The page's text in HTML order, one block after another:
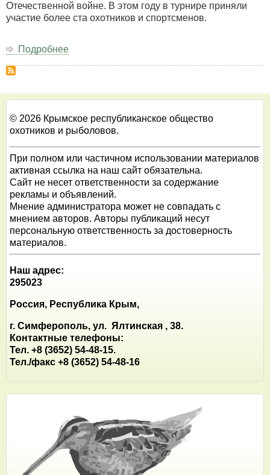
Отечественной войне. В этом году в турнире приняли
участие более ста охотников и спортсменов.
Подробнее
спортингу
победе"
07.05.2016
© 2026 Крымское республиканское общество
охотников и рыболовов.
При полном или частичном использовании материалов
активная ссылка на наш сайт обязательна.
Сайт не несет ответственности за содержание
рекламы и объявлений.
Мнение администратора может не совпадать с
мнением авторов. Авторы публикаций несут
персональную ответственность за достоверность
материалов.
Наш адрес:
295023
Россия, Республика Крым,
г. Симферополь, ул. Ялтинская , 38.
Контактные телефоны:
Тел. +8 (3652) 54-48-15.
Тел./факс +8 (3652) 54-48-16